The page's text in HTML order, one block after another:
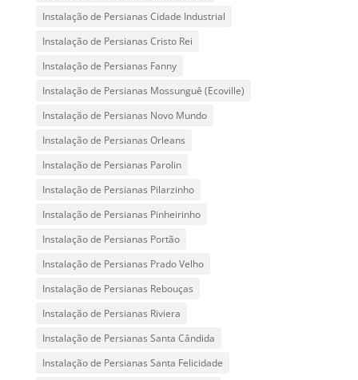
Instalação de Persianas Cidade Industrial
Instalação de Persianas Cristo Rei
Instalação de Persianas Fanny
Instalação de Persianas Mossunguê (Ecoville)
Instalação de Persianas Novo Mundo
Instalação de Persianas Orleans
Instalação de Persianas Parolin
Instalação de Persianas Pilarzinho
Instalação de Persianas Pinheirinho
Instalação de Persianas Portão
Instalação de Persianas Prado Velho
Instalação de Persianas Rebouças
Instalação de Persianas Riviera
Instalação de Persianas Santa Cândida
Instalação de Persianas Santa Felicidade